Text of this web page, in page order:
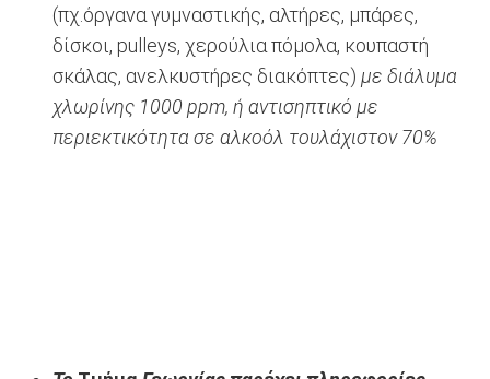
(πχ.όργανα γυμναστικής, αλτήρες, μπάρες,
δίσκοι, pulleys, χερούλια πόμολα, κουπαστή
σκάλας, ανελκυστήρες διακόπτες) με διάλυμα
χλωρίνης 1000 ppm, ή αντισηπτικό με
περιεκτικότητα σε αλκοόλ τουλάχιστον 70%